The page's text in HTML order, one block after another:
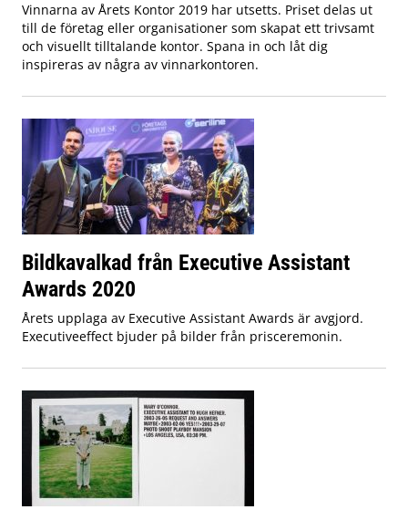
Vinnarna av Årets Kontor 2019 har utsetts. Priset delas ut
till de företag eller organisationer som skapat ett trivsamt
och visuellt tilltalande kontor. Spana in och låt dig
inspireras av några av vinnarkontoren.
Bildkavalkad från Executive Assistant
Awards 2020
Årets upplaga av Executive Assistant Awards är avgjord.
Executiveeffect bjuder på bilder från prisceremonin.